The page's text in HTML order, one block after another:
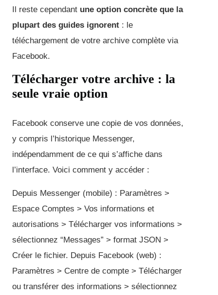
Il reste cependant une option concrète que la
plupart des guides ignorent : le
téléchargement de votre archive complète via
Facebook.
Télécharger votre archive : la
seule vraie option
Facebook conserve une copie de vos données,
y compris l’historique Messenger,
indépendamment de ce qui s’affiche dans
l’interface. Voici comment y accéder :
Depuis Messenger (mobile) : Paramètres >
Espace Comptes > Vos informations et
autorisations > Télécharger vos informations >
sélectionnez “Messages” > format JSON >
Créer le fichier. Depuis Facebook (web) :
Paramètres > Centre de compte > Télécharger
ou transférer des informations > sélectionnez